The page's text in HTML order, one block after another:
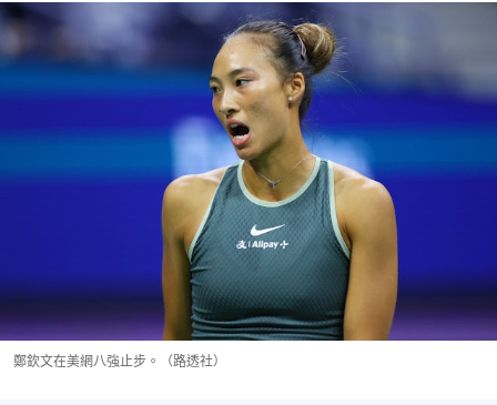
鄭欽文在美網八強止步。（路透社）